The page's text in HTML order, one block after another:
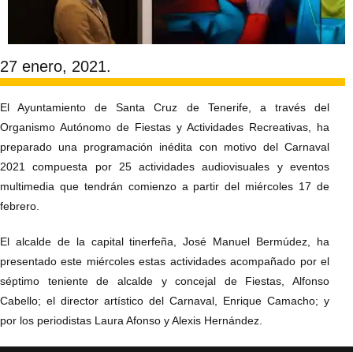
27 enero, 2021.
El Ayuntamiento de Santa Cruz de Tenerife, a través del
Organismo Autónomo de Fiestas y Actividades Recreativas, ha
preparado una programación inédita con motivo del Carnaval
2021 compuesta por 25 actividades audiovisuales y eventos
multimedia que tendrán comienzo a partir del miércoles 17 de
febrero.
El alcalde de la capital tinerfeña, José Manuel Bermúdez, ha
presentado este miércoles estas actividades acompañado por el
séptimo teniente de alcalde y concejal de Fiestas, Alfonso
Cabello; el director artístico del Carnaval, Enrique Camacho; y
por los periodistas Laura Afonso y Alexis Hernández.